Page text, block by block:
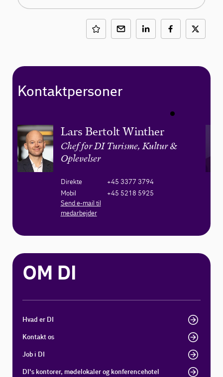
Kontaktpersoner
Lars Bertolt Winther
Chef for DI Turisme, Kultur &
Oplevelser
Direkte
+45 3377 3794
Mobil
+45 5218 5925
Send e-mail til
medarbejder
OM DI
Hvad er DI
Kontakt os
Job i DI
DI's kontorer, mødelokaler og konferencehotel